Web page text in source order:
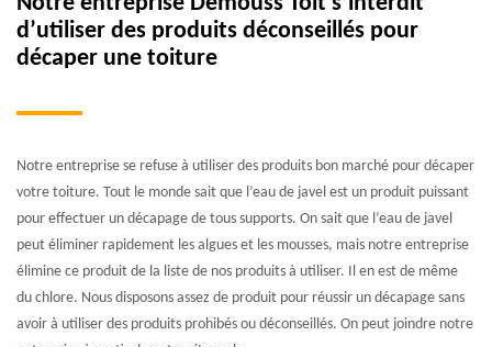
d’utiliser des produits déconseillés pour
décaper une toiture
Notre entreprise se refuse à utiliser des produits bon marché pour décaper
votre toiture. Tout le monde sait que l’eau de javel est un produit puissant
pour effectuer un décapage de tous supports. On sait que l’eau de javel
peut éliminer rapidement les algues et les mousses, mais notre entreprise
élimine ce produit de la liste de nos produits à utiliser. Il en est de même
du chlore. Nous disposons assez de produit pour réussir un décapage sans
avoir à utiliser des produits prohibés ou déconseillés. On peut joindre notre